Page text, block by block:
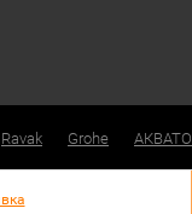
Ravak Grohe